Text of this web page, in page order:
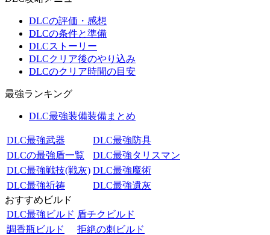
DLCの評価・感想
DLCの条件と準備
DLCストーリー
DLCクリア後のやり込み
DLCのクリア時間の目安
最強ランキング
DLC最強装備装備まとめ
DLC最強武器
DLC最強防具
DLCの最強盾一覧
DLC最強タリスマン
DLC最強戦技(戦灰) DLC最強魔術
DLC最強祈祷
DLC最強遺灰
おすすめビルド
DLC最強ビルド 盾チクビルド
調香瓶ビルド
拒絶の刺ビルド